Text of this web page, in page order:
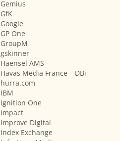
Gemius
GfK
Google
GP One
GroupM
gskinner
Haensel AMS
Havas Media France – DBi
hurra.com
IBM
Ignition One
Impact
Improve Digital
Index Exchange